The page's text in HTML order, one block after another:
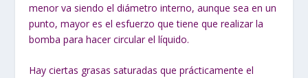
menor va siendo el diámetro interno, aunque sea en un
punto, mayor es el esfuerzo que tiene que realizar la
bomba para hacer circular el líquido.
Hay ciertas grasas saturadas que prácticamente el